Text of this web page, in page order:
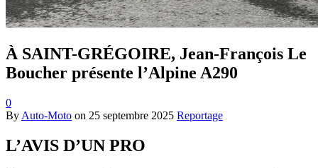
À SAINT-GRÉGOIRE, Jean-François Le
Boucher présente l’Alpine A290
0
By Auto-Moto on 25 septembre 2025 Reportage
L’AVIS D’UN PRO